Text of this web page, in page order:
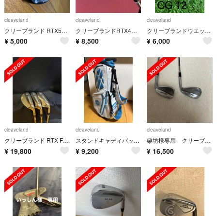
cleaveland
クリーブランド RTX588 48度 美品 最終値下げ
¥ 5,000
cleaveland
クリーブランドRTX4フォージド 52°ノーメッキ仕上げウェッジ
¥ 8,500
cleaveland
クリーブランドウエッジ2本セット(52.58)
¥ 6,000
cleaveland
クリーブランド RTX F-FORGED ウェッジ3本セット 48・52・58
¥ 19,800
cleaveland
スタンドキャディバック クリーブランド
¥ 9,200
cleaveland
栗坊様専用 クリーブランド RTX4 フォージド 2本セット
¥ 16,500